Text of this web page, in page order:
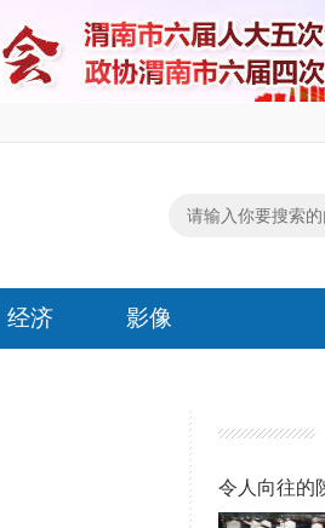
经济 影像